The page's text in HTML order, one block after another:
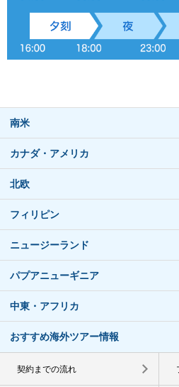
南米
カナダ・アメリカ
北欧
フィリピン
ニュージーランド
パプアニューギニア
中東・アフリカ
おすすめ海外ツアー情報
契約までの流れ